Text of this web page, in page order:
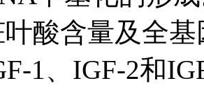
酸含量及全
1、IGF-2和